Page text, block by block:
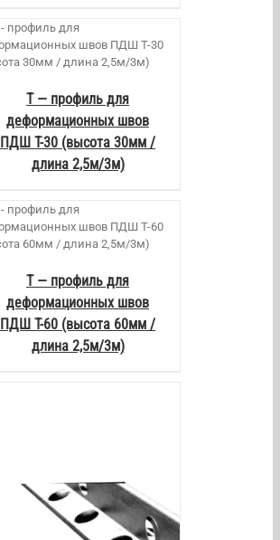
Т — профиль для
деформационных швов
ПДШ Т-30 (высота 30мм /
длина 2,5м/3м)
Т — профиль для
деформационных швов
ПДШ Т-60 (высота 60мм /
длина 2,5м/3м)